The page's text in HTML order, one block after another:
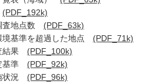
(PDF_192k)
査地点数 (PDF_63k)
境基準を超過した地点 (PDF_71k)
結果 (PDF_100k)
基準 (PDF_92k)
状況 (PDF_96k)